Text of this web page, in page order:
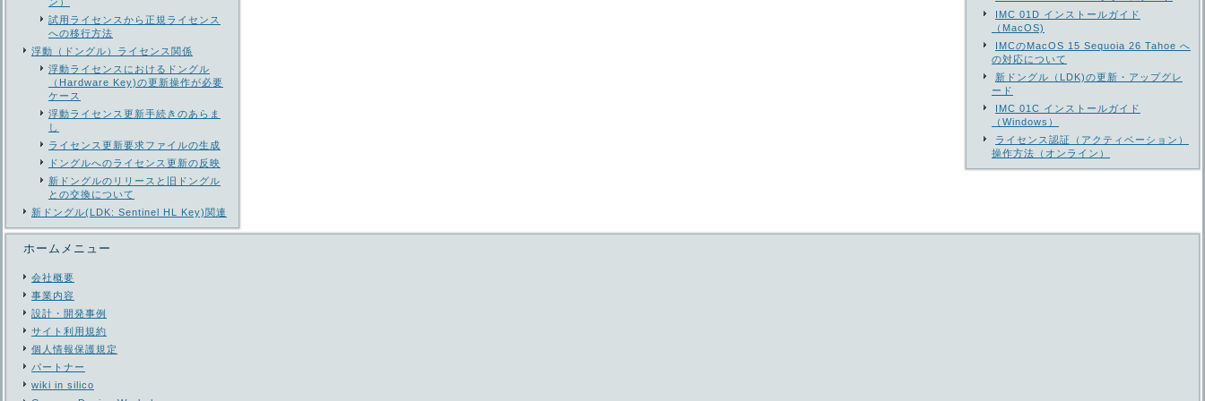
試用ライセンスから正規ライセンス
への移行方法
浮動（ドングル）ライセンス関係
浮動ライセンスにおけるドングル
（Hardware Key)の更新操作が必要
ケース
浮動ライセンス更新手続きのあらま
し
ライセンス更新要求ファイルの生成
ドングルへのライセンス更新の反映
新ドングルのリリースと旧ドングル
との交換について
新ドングル(LDK: Sentinel HL Key)関連
IMC 01D インストールガイド
（MacOS)
IMCのMacOS 15 Sequoia 26 Tahoe へ
の対応について
新ドングル（LDK)の更新・アップグレ
ード
IMC 01C インストールガイド
（Windows）
ライセンス認証（アクティベーション）
操作方法（オンライン）
ホームメニュー
会社概要
事業内容
設計・開発事例
サイト利用規約
個人情報保護規定
パートナー
wiki in silico